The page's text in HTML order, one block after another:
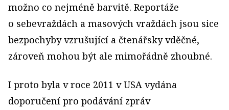
možno co nejméně barvitě. Reportáže
o sebevraždách a masových vraždách jsou sice
bezpochyby vzrušující a čtenářsky vděčné,
zároveň mohou být ale mimořádně zhoubné.
I proto byla v roce 2011 v USA vydána
doporučení pro podávání zpráv